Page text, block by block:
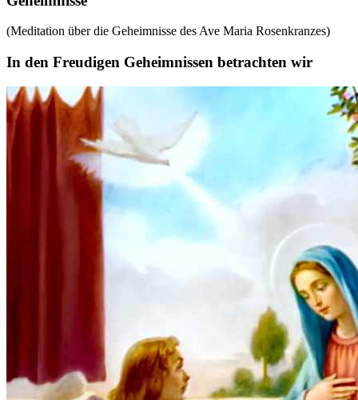
(Meditation über die Geheimnisse des Ave Maria Rosenkranzes)
In den Freudigen Geheimnissen betrachten wir